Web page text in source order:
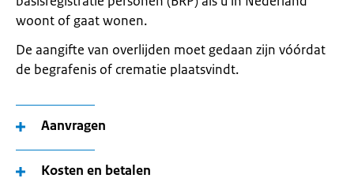
woont of gaat wonen.
De aangifte van overlijden moet gedaan zijn vóórdat
de begrafenis of crematie plaatsvindt.
Aanvragen
Kosten en betalen